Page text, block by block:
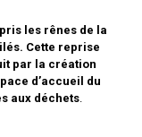
les rênes de la
Cette reprise
par la création
d’accueil du
aux déchets.